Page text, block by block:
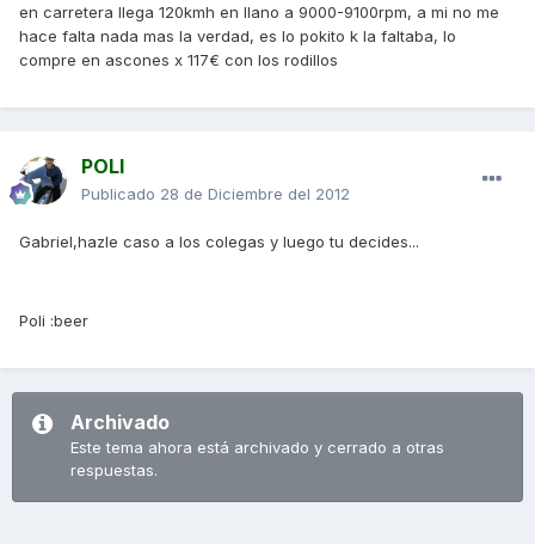
en carretera llega 120kmh en llano a 9000-9100rpm, a mi no me
hace falta nada mas la verdad, es lo pokito k la faltaba, lo
compre en ascones x 117€ con los rodillos
POLI
Publicado 28 de Diciembre del 2012
Gabriel,hazle caso a los colegas y luego tu decides...
Poli :beer
Archivado
Este tema ahora está archivado y cerrado a otras
respuestas.